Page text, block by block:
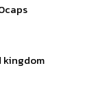
kingdom